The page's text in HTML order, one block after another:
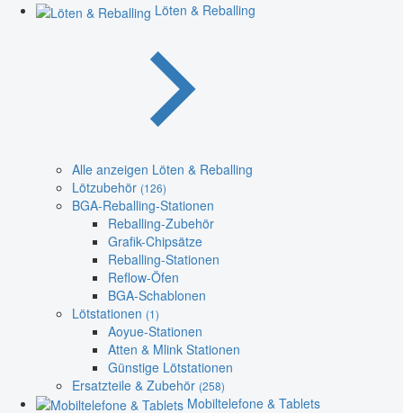
Löten & Reballing
Alle anzeigen Löten & Reballing
Lötzubehör (126)
BGA-Reballing-Stationen
Reballing-Zubehör
Grafik-Chipsätze
Reballing-Stationen
Reflow-Öfen
BGA-Schablonen
Lötstationen (1)
Aoyue-Stationen
Atten & Mlink Stationen
Günstige Lötstationen
Ersatzteile & Zubehör (258)
Mobiltelefone & Tablets